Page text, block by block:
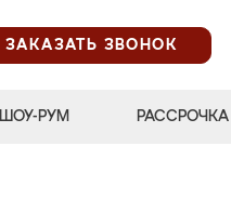
ЗАКАЗАТЬ ЗВОНОК
ШОУ-РУМ РАССРОЧКА